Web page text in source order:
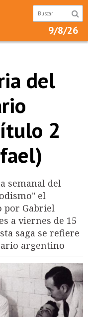
9/8/26
del
2
semanal del
el
por Gabriel
a viernes de 15
saga se refiere
argentino